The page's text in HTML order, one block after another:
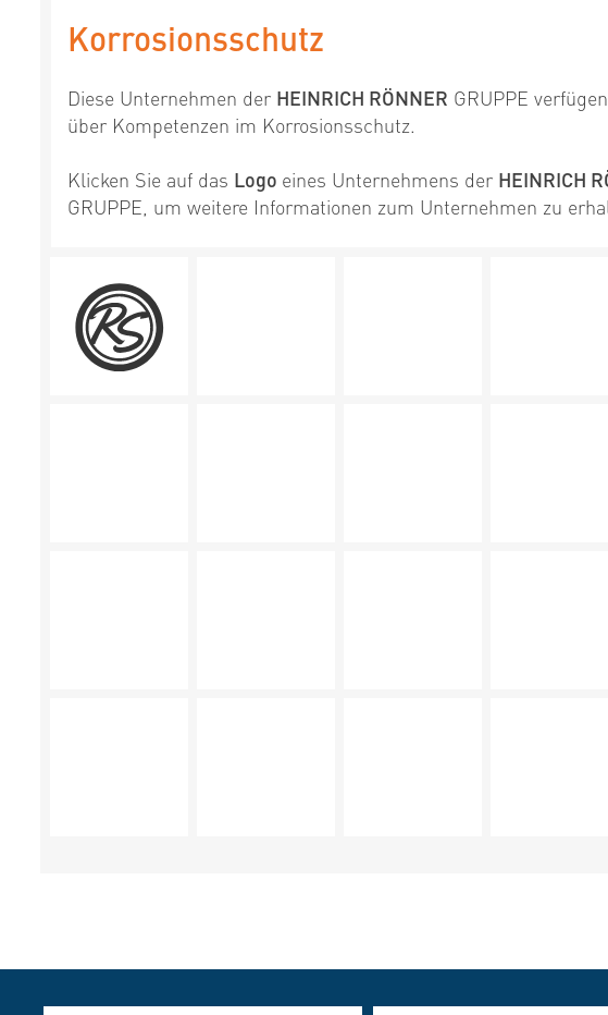
Korrosionsschutz
Diese Unternehmen der HEINRICH RÖNNER GRUPPE verfügen
über Kompetenzen im Korrosionsschutz.
Klicken Sie auf das Logo eines Unternehmens der HEINRICH
GRUPPE, um weitere Informationen zum Unternehmen zu